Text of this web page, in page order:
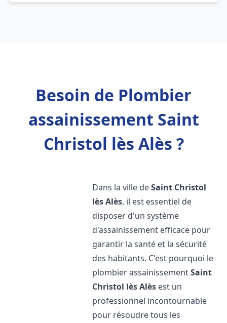
Besoin de Plombier
assainissement Saint
Christol lès Alès ?
Dans la ville deSaint Christol
lès Alès, il est essentiel de
disposer d'un système
d'assainissement efficace pour
garantir la santé et la sécurité
des habitants. C'est pourquoi le
plombier assainissementSaint
Christol lès Alès est un
professionnel incontournable
pour résoudre tous les